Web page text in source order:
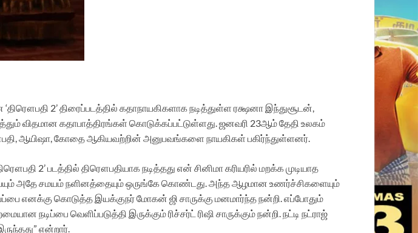
2’ திரைப்படத்தில் கதாநாயகிகளாக நடித்துள்ள ரக்ஷனா இந்துசூடன்,
விதமான கதாபாத்திரங்கள் கொடுக்கப்பட்டுள்ளது. ஜனவரி 23ஆம் தேதி உலகம்
ஆயிஷா, கோதை ஆகியவற்றின் அனுபவங்களை நாயகிகள் பகிர்ந்துள்ளனர்.
2’ படத்தில் திரௌபதியாக நடித்தது என் சினிமா கரியரில் மறக்க முடியாத
அதே சமயம் நளினத்தையும் ஒருங்கே கொண்டது. அந்த ஆழமான உணர்ச்சிகளையும்
எனக்கு கொடுத்த இயக்குநர் மோகன் ஜி சாருக்கு மனமார்ந்த நன்றி. எப்போதும்
நடிப்பை வெளிப்படுத்தி இருக்கும் ரிச்சர்ட் ரிஷி சாருக்கும் நன்றி. நட்டி நட்ராஜ்
என்றார்.